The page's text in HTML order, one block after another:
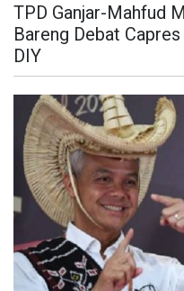
TPD Ganjar-Mahfud
Bareng Debat
DIY